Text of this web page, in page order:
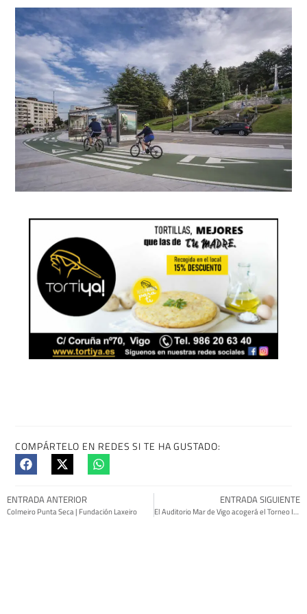
COMPÁRTELO EN REDES SI TE HA GUSTADO:
ENTRADA ANTERIOR
Colmeiro Punta Seca | Fundación Laxeiro
ENTRADA SIGUIENTE
El Auditorio Mar de Vigo acogerá el Torneo Internacional de Billar